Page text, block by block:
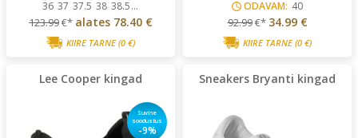
36 37 37.5 38 38.5...
123.99€* alates 78.40 €
KIIRE TARNE(0 €)
ODAVAM: 40
92.99€* 34.99 €
KIIRE TARNE(0 €)
Lee Cooper kingad
Suvine
soodustus
-9%
Sneakers Bryanti kingad